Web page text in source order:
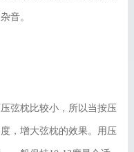
音。
弦枕比较小，所以当按压
，增大弦枕的效果。用压